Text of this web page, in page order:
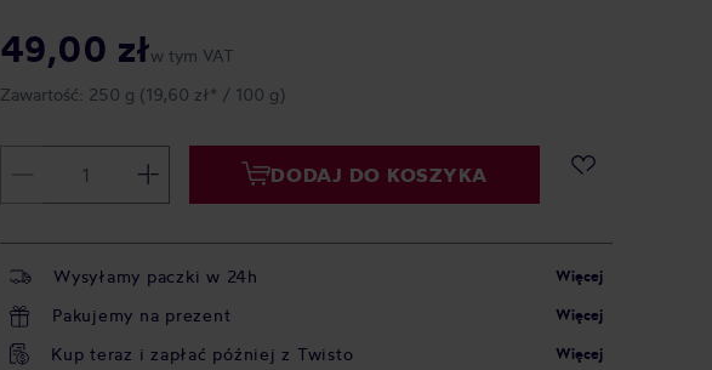
49,00 złw tym VAT
Zawartość: 250 g (19,60 zł* / 100 g)
DODAJ DO KOSZYKA
Wysyłamy paczki w 24h Więcej
Pakujemy na prezent Więcej
Kup teraz i zapłać później z Twisto Więcej